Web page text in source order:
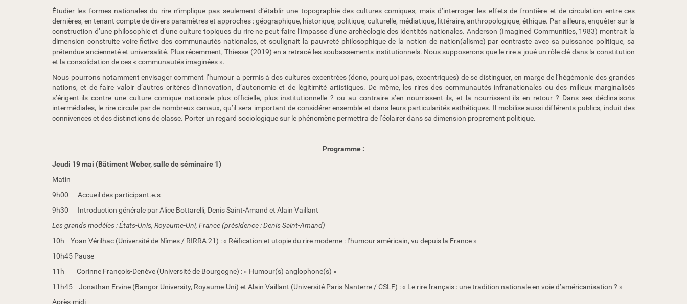
b
e
/
a
c
t
i
v
i
t
e
l
l
q
u
-
l
s
-
o
r
Étudier les formes nationales du rire n’implique pas seulement d’établir une topographie des cultures comiques, mais d’interroger les effets de frontière et de circulation entre ces
dernières, en tenant compte de divers paramètres et approches : géographique, historique, politique, culturelle, médiatique, littéraire, anthropologique, éthique. Par ailleurs, enquêter sur la
construction d’une philosophie et d’une culture topiques du rire ne peut faire l’impasse d’une archéologie des identités nationales. Anderson (Imagined Communities, 1983) montrait la
dimension construite voire fictive des communautés nationales, et soulignait la pauvreté philosophique de la notion de nation(alisme) par contraste avec sa puissance politique, sa
prétendue ancienneté et universalité. Plus récemment, Thiesse (2019) en a retracé les soubassements institutionnels. Nous supposerons que le rire a joué un rôle clé dans la constitution
et la consolidation de ces « communautés imaginées ».
Nous pourrons notamment envisager comment l’humour a permis à des cultures excentrées (donc, pourquoi pas, excentriques) de se distinguer, en marge de l’hégémonie des grandes
nations, et de faire valoir d’autres critères d’innovation, d’autonomie et de légitimité artistiques. De même, les rires des communautés infranationales ou des milieux marginalisés
s’érigent-ils contre une culture comique nationale plus officielle, plus institutionnelle ? ou au contraire s’en nourrissent-ils, et la nourrissent-ils en retour ? Dans ses déclinaisons
intermédiales, le rire circule par de nombreux canaux, qu’il sera important de considérer ensemble et dans leurs particularités esthétiques. Il mobilise aussi différents publics, induit des
connivences et des distinctions de classe. Porter un regard sociologique sur le phénomène permettra de l’éclairer dans sa dimension proprement politique.
Programme :
Jeudi 19 mai (Bâtiment Weber, salle de séminaire 1)
Matin
9h00 Accueil des participant.e.s
9h30 Introduction générale par Alice Bottarelli, Denis Saint-Amand et Alain Vaillant
Les grands modèles : États-Unis, Royaume-Uni, France (présidence : Denis Saint-Amand)
10h Yoan Vérilhac (Université de Nîmes / RIRRA 21) : « Réification et utopie du rire moderne : l’humour américain, vu depuis la France »
10h45 Pause
11h Corinne François-Denève (Université de Bourgogne) : « Humour(s) anglophone(s) »
11h45 Jonathan Ervine (Bangor University, Royaume-Uni) et Alain Vaillant (Université Paris Nanterre / CSLF) : « Le rire français : une tradition nationale en voie d’américanisation ? »
Après-midi